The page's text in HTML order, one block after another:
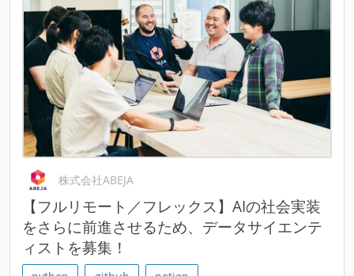
株式会社ABEJA
【フルリモート／フレックス】AIの社会実装
をさらに前進させるため、データサイエンテ
ィストを募集！